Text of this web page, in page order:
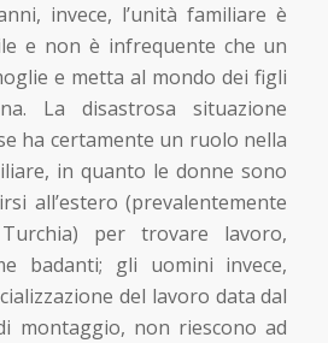
invece, l’unità familiare è
e non è infrequente che un
e metta al mondo dei figli
La disastrosa situazione
ha certamente un ruolo nella
in quanto le donne sono
all’estero (prevalentemente
per trovare lavoro,
badanti; gli uomini invece,
del lavoro data dal
montaggio, non riescono ad